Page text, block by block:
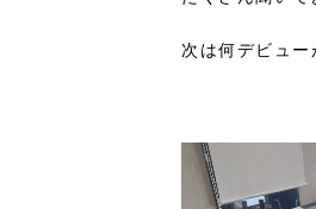
次は何デビュ